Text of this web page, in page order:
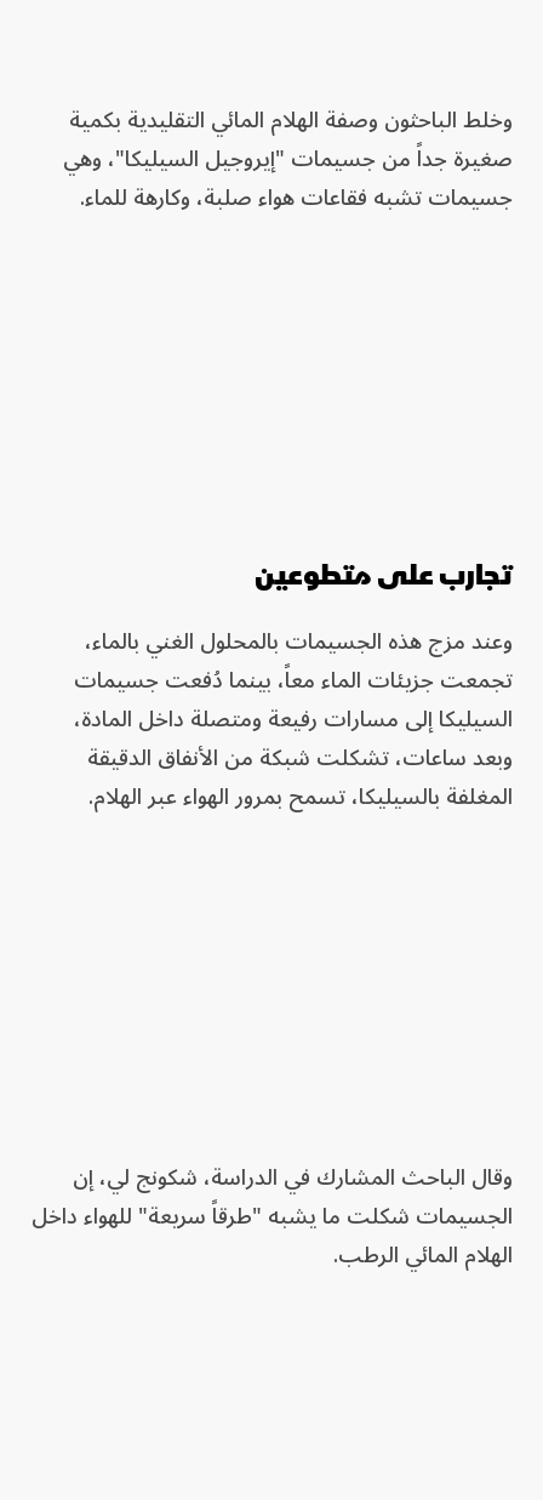
وخلط الباحثون وصفة الهلام المائي التقليدية بكمية
صغيرة جداً من جسيمات "إيروجيل السيليكا"، وهي
جسيمات تشبه فقاعات هواء صلبة، وكارهة للماء.
تجارب على متطوعين
وعند مزج هذه الجسيمات بالمحلول الغني بالماء،
تجمعت جزيئات الماء معاً، بينما دُفعت جسيمات
السيليكا إلى مسارات رفيعة ومتصلة داخل المادة،
وبعد ساعات، تشكلت شبكة من الأنفاق الدقيقة
المغلفة بالسيليكا، تسمح بمرور الهواء عبر الهلام.
وقال الباحث المشارك في الدراسة، شكونج لي، إن
الجسيمات شكلت ما يشبه "طرقاً سريعة" للهواء داخل
الهلام المائي الرطب.